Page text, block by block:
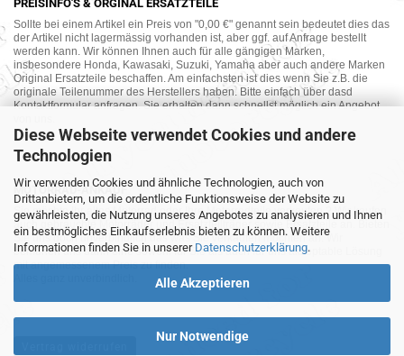
Diese Webseite verwendet Cookies und andere
Technologien
Wir verwenden Cookies und ähnliche Technologien, auch von
Drittanbietern, um die ordentliche Funktionsweise der Website zu
gewährleisten, die Nutzung unseres Angebotes zu analysieren und Ihnen
ein bestmögliches Einkaufserlebnis bieten zu können. Weitere
Informationen finden Sie in unserer Datenschutzerklärung.
Alle Akzeptieren
Nur Notwendige
PREISINFO'S & ORGINAL ERSATZTEILE
Sollte bei einem Artikel ein Preis von "0,00 €" genannt sein bedeutet dies das
der Artikel nicht lagermässig vorhanden ist, aber ggf. auf Anfrage bestellt
werden kann. Wir können Ihnen auch für alle gängigen Marken,
insbesondere Honda, Kawasaki, Suzuki, Yamaha aber auch andere Marken
Original Ersatzteile beschaffen. Am einfachsten ist dies wenn Sie z.B. die
originale Teilenummer des Herstellers haben. Bitte einfach über dasd
Kontaktformular anfragen. Sie erhalten dann schnellst möglich ein Angebot
MOTORRAD-ANKAUF
Sie möchte Ihr altes Motorrad oder Ihre Motorradteile verkaufen ? Wir kaufen
auch gebrauchte Motorräder und Ersatzteilträger sowie Ersatzteile an. Bieten
Sie uns doch unverbindlich das was Sie verkaufen möchten an. Wir
bemühen uns dann eine sowohl für Sie als auch für uns akzeptable Lösung
mit angemessenem Preis zu finden.